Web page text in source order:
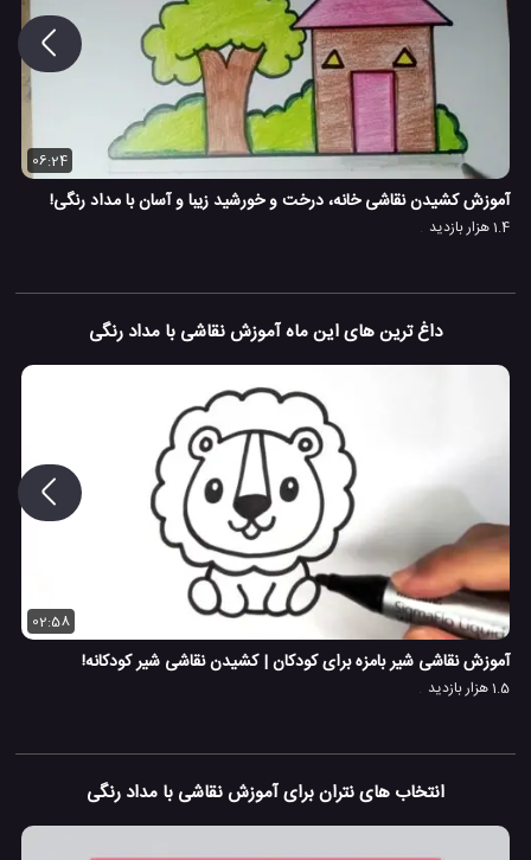
06:24
آموزش کشیدن نقاشی خانه، درخت و خورشید زیبا و آسان با مداد رنگی!
1.4 هزار بازدید
داغ ترین های این ماه آموزش نقاشی با مداد رنگی
02:58
آموزش نقاشی شیر بامزه برای کودکان | کشیدن نقاشی شیر کودکانه!
1.5 هزار بازدید
انتخاب های نتران برای آموزش نقاشی با مداد رنگی